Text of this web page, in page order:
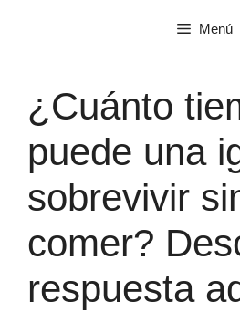
Menú
¿Cuánto
puede una
sobrevivir
comer?
respuesta